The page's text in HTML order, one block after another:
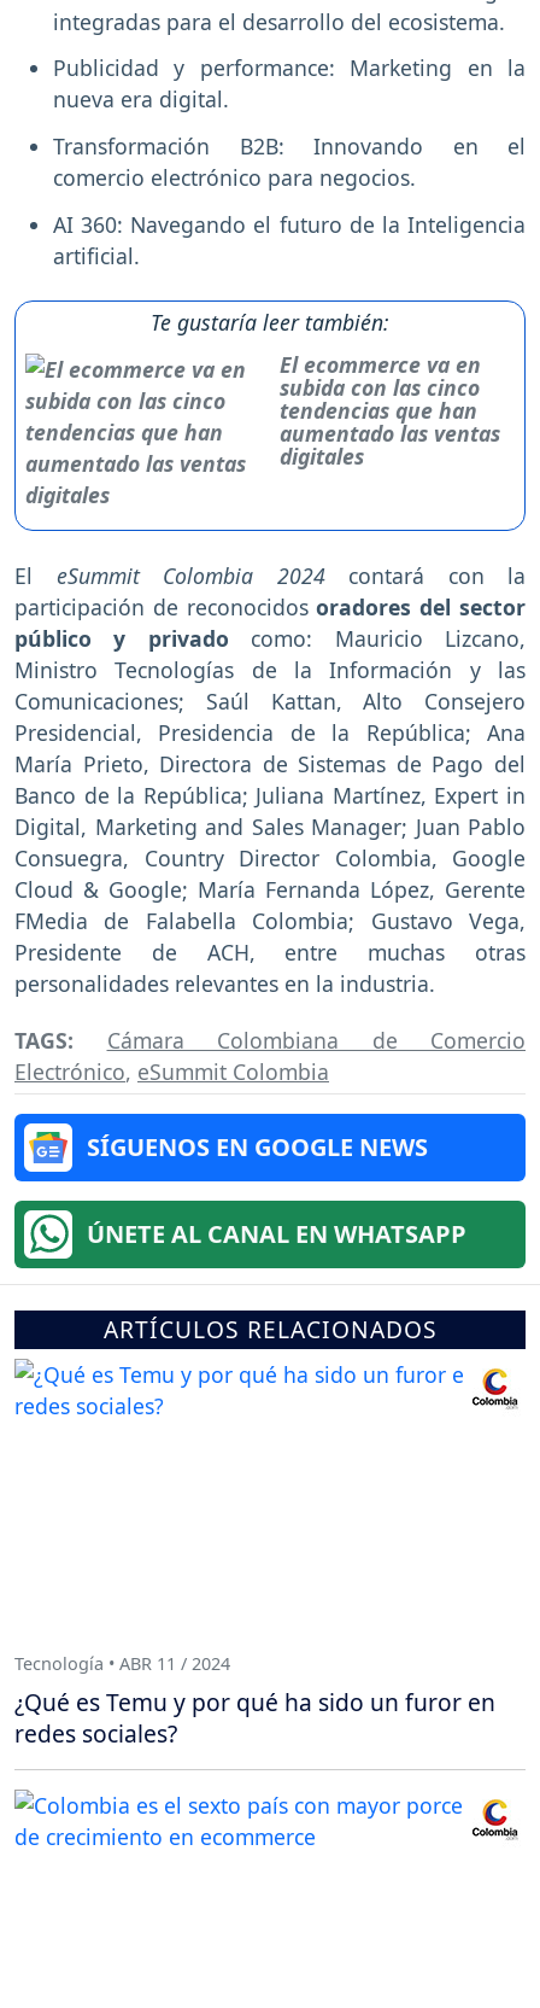
integradas para el desarrollo del ecosistema.
Publicidad y performance: Marketing en la
nueva era digital.
Transformación B2B: Innovando en el
comercio electrónico para negocios.
AI 360: Navegando el futuro de la Inteligencia
artificial.
Te gustaría leer también:
El ecommerce va en
subida con las cinco
tendencias que han
aumentado las ventas
digitales
El eSummit Colombia 2024contará con la
participación de reconocidosoradores del sector
público y privado como: Mauricio Lizcano,
Ministro Tecnologías de la Información y las
Comunicaciones; Saúl Kattan, Alto Consejero
Presidencial, Presidencia de la República; Ana
María Prieto, Directora de Sistemas de Pago del
Banco de la República; Juliana Martínez, Expert in
Digital, Marketing and Sales Manager; Juan Pablo
Consuegra, Country Director Colombia, Google
Cloud & Google; María Fernanda López, Gerente
FMedia de Falabella Colombia; Gustavo Vega,
Presidente de ACH, entre muchas otras
personalidades relevantes en la industria.
TAGS: Cámara Colombiana de Comercio
Electrónico, eSummit Colombia
SÍGUENOS EN GOOGLE NEWS
ÚNETE AL CANAL EN WHATSAPP
ARTÍCULOS RELACIONADOS
Tecnología • ABR 11 / 2024
¿Qué es Temu y por qué ha sido un furor en
redes sociales?